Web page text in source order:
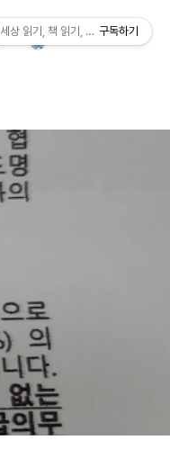
세상 읽기, 책 읽기, 사람살이
구독하기